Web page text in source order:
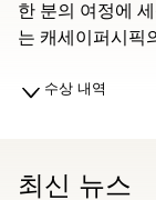
한 분의 여정에
는 캐세이퍼시픽
수상 내역
최신 뉴스